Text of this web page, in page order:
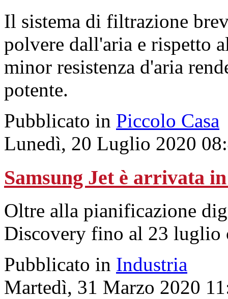
Il sistema di filtrazione
polvere dall'aria e rispetto
minor resistenza d'aria
potente.
Pubblicato in Piccolo Casa
Lunedì, 20 Luglio 2020
Samsung Jet è arrivata
Oltre alla pianificazione
Discovery fino al 23 luglio
Pubblicato in Industria
Martedì, 31 Marzo 2020